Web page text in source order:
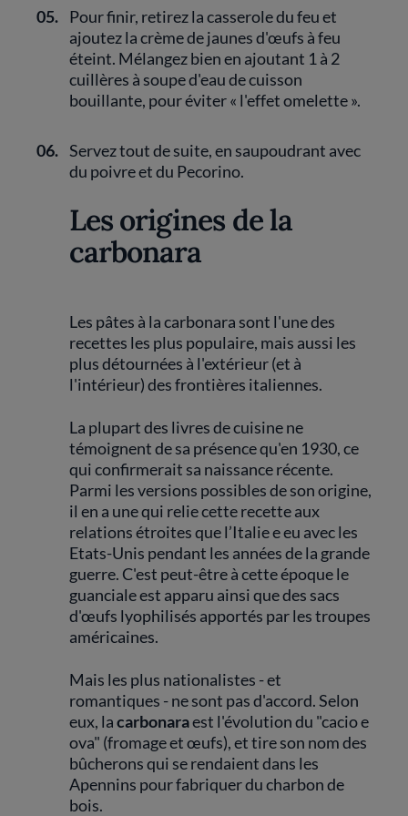
05. Pour finir, retirez la casserole du feu et
ajoutez la crème de jaunes d'œufs à feu
éteint. Mélangez bien en ajoutant 1 à 2
cuillères à soupe d'eau de cuisson
bouillante, pour éviter « l'effet omelette ».
06. Servez tout de suite, en saupoudrant avec
du poivre et du Pecorino.
Les origines de la
carbonara
Les pâtes à la carbonara sont l'une des
recettes les plus populaire, mais aussi les
plus détournées à l'extérieur (et à
l'intérieur) des frontières italiennes.
La plupart des livres de cuisine ne
témoignent de sa présence qu'en 1930, ce
qui confirmerait sa naissance récente.
Parmi les versions possibles de son origine,
il en a une qui relie cette recette aux
relations étroites que l’Italie e eu avec les
Etats-Unis pendant les années de la grande
guerre. C'est peut-être à cette époque le
guanciale est apparu ainsi que des sacs
d'œufs lyophilisés apportés par les troupes
américaines.
Mais les plus nationalistes - et
romantiques - ne sont pas d'accord. Selon
eux, lacarbonaraest l'évolution du "cacio e
ova" (fromage et œufs), et tire son nom des
bûcherons qui se rendaient dans les
Apennins pour fabriquer du charbon de
bois.